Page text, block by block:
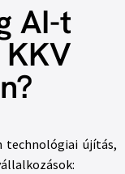
AI-t
technológiai újítás,